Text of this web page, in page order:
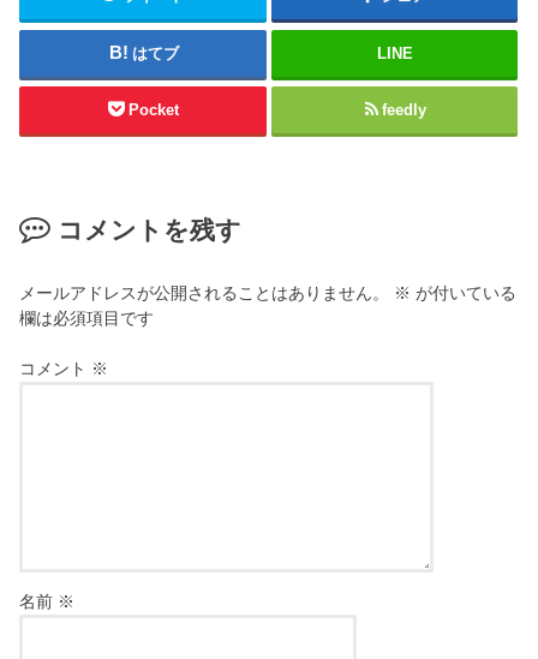
はてブ LINE
Pocket feedly
コメントを残す
メールアドレスが公開されることはありません。 ※ が付いている
欄は必須項目です
コメント ※
名前 ※